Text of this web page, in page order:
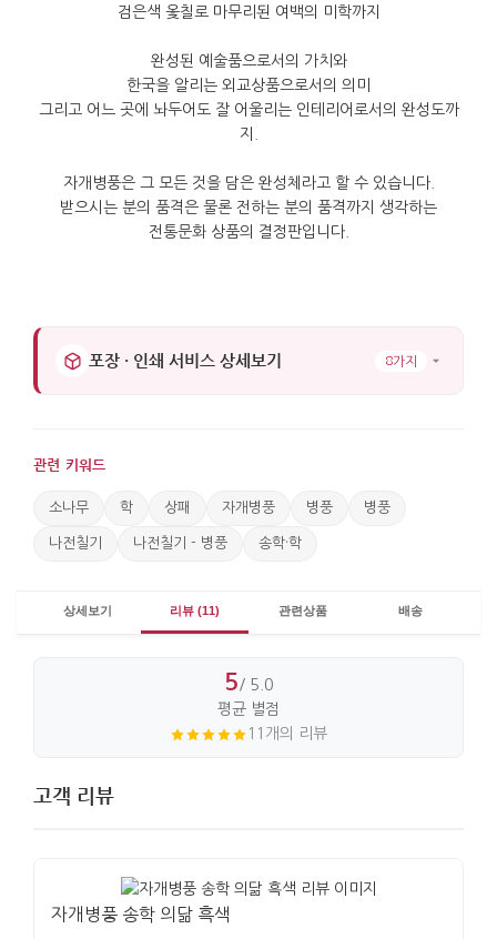
검은색 옻칠로 마무리된 여백의 미학까지
완성된 예술품으로서의 가치와
한국을 알리는 외교상품으로서의 의미
그리고 어느 곳에 놔두어도 잘 어울리는 인테리어로서의 완성도까
지
자개병풍은 그 모든 것을 담은 완성체라고 할 수 있습니다.
받으시는 분의 품격은 물론 전하는 분의 품격까지 생각하는
전통문화 상품의 결정판입니다.
포장 · 인쇄 서비스 상세보기 8가지
관련 키워드
소나무 학 상패 자개병풍 병풍 병풍
나전칠기 나전칠기 - 병풍 송학·학
상세보기 리뷰 (11) 관련상품 배송
5/ 5.0
평균 별점
11개의 리뷰
고객 리뷰
자개병풍 송학 의닮 흑색